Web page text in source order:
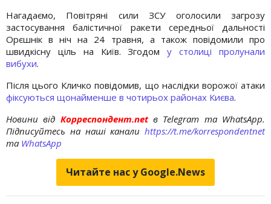
Нагадаємо, Повітряні сили ЗСУ оголосили загрозу
застосування балістичної ракети середньої дальності
Орєшнік в ніч на 24 травня, а також повідомили про
швидкісну ціль на Київ. Згодому столиці пролунали
вибухи.
Після цього Кличко повідомив, що наслідки ворожої атаки
фіксуються щонайменше в чотирьох районах Києва.
Новини від Корреспондент.netв Telegram та WhatsApp.
Підписуйтесь на наші канали https://t.me/korrespondentnet
та WhatsApp
Читайте нас у Google.News